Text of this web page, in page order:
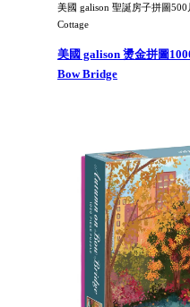
美國 galison 聖誕房子拼圖
Cottage
美國 galison 燙金拼圖
Bow Bridge